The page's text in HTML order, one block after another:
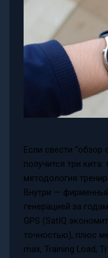
Если свести “обзор
получится три
методология
Внутри —
генерацией за
GPS (SatIQ
точностью), плюс
max, Training Load,